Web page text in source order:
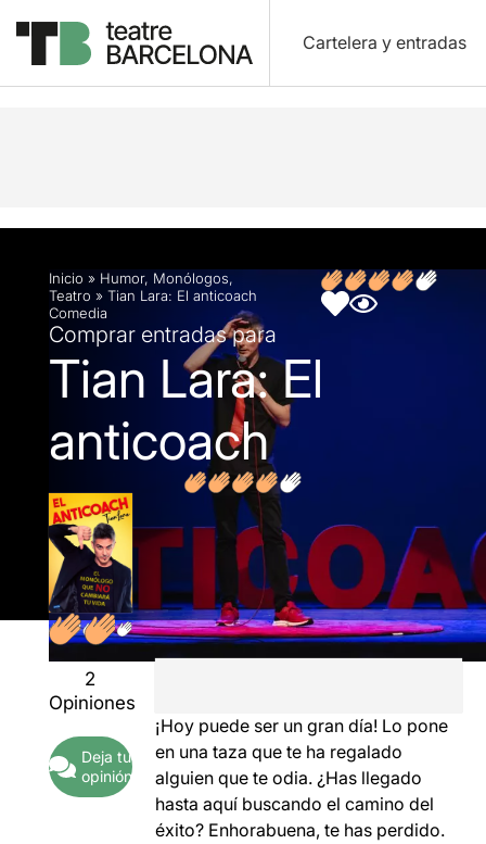
Cartelera y entradas
Descripción Ficha artística Fotos y vídeos
Inicio » Humor, Monólogos,
Teatro » Tian Lara: El anticoach
Comedia
Comprar entradas para
Tian Lara: El
anticoach
2
Opiniones
Deja tu
opinión
¡Hoy puede ser un gran día! Lo pone
en una taza que te ha regalado
alguien que te odia. ¿Has llegado
hasta aquí buscando el camino del
éxito? Enhorabuena, te has perdido.